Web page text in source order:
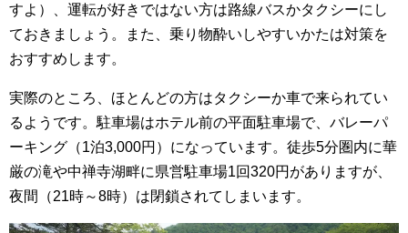
すよ）、運転が好きではない方は路線バスかタクシーにし
ておきましょう。また、乗り物酔いしやすいかたは対策を
おすすめします。
実際のところ、ほとんどの方はタクシーか車で来られてい
るようです。駐車場はホテル前の平面駐車場で、バレーパ
ーキング（1泊3,000円）になっています。徒歩5分圏内に華
厳の滝や中禅寺湖畔に県営駐車場1回320円がありますが、
夜間（21時～8時）は閉鎖されてしまいます。